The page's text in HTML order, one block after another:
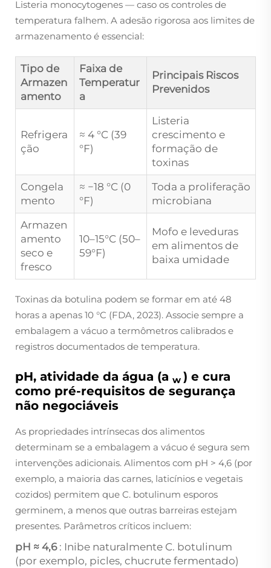
Listeria monocytogenes — caso os controles de
temperatura falhem. A adesão rigorosa aos limites de
armazenamento é essencial:
Tipo de
Armazen
amento
Faixa de
Temperatur
a
Principais Riscos
Prevenidos
Refrigera
ção
≈ 4 °C (39
°F)
Listeria
crescimento e
formação de
toxinas
Congela
mento
≈ −18 °C (0
°F)
Toda a proliferação
microbiana
Armazen
amento
seco e
fresco
10–15°C (50–
59°F)
Mofo e leveduras
em alimentos de
baixa umidade
Toxinas da botulina podem se formar em até 48
horas a apenas 10 °C (FDA, 2023). Associe sempre a
embalagem a vácuo a termômetros calibrados e
registros documentados de temperatura.
pH, atividade da água (a w ) e cura
como pré-requisitos de segurança
não negociáveis
As propriedades intrínsecas dos alimentos
determinam se a embalagem a vácuo é segura sem
intervenções adicionais. Alimentos com pH > 4,6 (por
exemplo, a maioria das carnes, laticínios e vegetais
cozidos) permitem que C. botulinum esporos
germinem, a menos que outras barreiras estejam
presentes. Parâmetros críticos incluem:
pH ≈ 4,6 : Inibe naturalmente C. botulinum
(por exemplo, picles, chucrute fermentado)